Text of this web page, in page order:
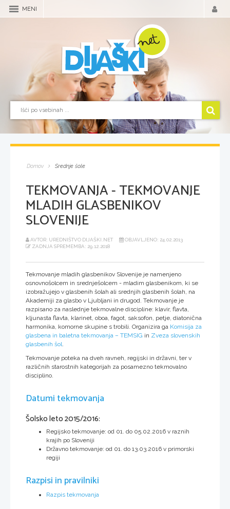
MENI
Domov Srednje šole
TEKMOVANJA - TEKMOVANJE
MLADIH GLASBENIKOV
SLOVENIJE
AVTOR: UREDNIŠTVO DIJAŠKI.NET
OBJAVLJENO: 24.02.2013
ZADNJA SPREMEMBA: 29.12.2018
Tekmovanje mladih glasbenikov Slovenije je namenjeno
osnovnošolcem in srednješolcem - mladim glasbenikom, ki se
izobražujejo v glasbenih šolah ali srednjih glasbenih šolah, na
Akademiji za glasbo v Ljubljani in drugod. Tekmovanje je
razpisano za naslednje tekmovalne discipline: klavir, flavta,
kljunasta flavta, klarinet, oboa, fagot, saksofon, petje, diatonična
harmonika, komorne skupine s trobili. Organizira ga Komisija za
glasbena in baletna tekmovanja – TEMSIG in Zveza slovenskih
glasbenih šol
Tekmovanje poteka na dveh ravneh, regijski in državni, ter v
različnih starostnih kategorijah za posamezno tekmovalno
disciplino.
Datumi tekmovanja
Šolsko leto 2015/2016:
Regijsko tekmovanje: od 01. do 05.02.2016 v raznih
krajih po Sloveniji
Državno tekmovanje: od 01. do 13.03.2016 v primorski
regiji
Razpisi in pravilniki
Razpis tekmovanja